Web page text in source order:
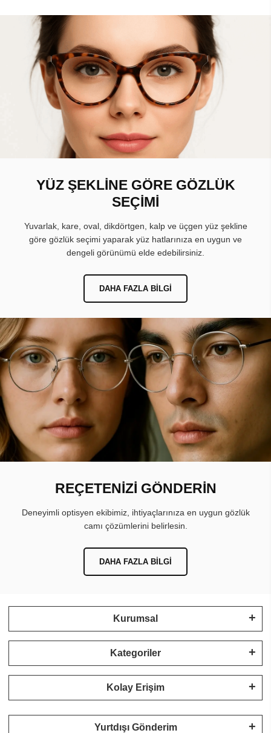
YÜZ ŞEKLİNE GÖRE GÖZLÜK
SEÇİMİ
Yuvarlak, kare, oval, dikdörtgen, kalp ve üçgen yüz şekline
göre gözlük seçimi yaparak yüz hatlarınıza en uygun ve
dengeli görünümü elde edebilirsiniz.
DAHA FAZLA BILGI
REÇETENİZİ GÖNDERİN
Deneyimli optisyen ekibimiz, ihtiyaçlarınıza en uygun gözlük
camı çözümlerini belirlesin.
DAHA FAZLA BILGI
Kurumsal
Kategoriler
Kolay Erişim
Yurtdışı Gönderim